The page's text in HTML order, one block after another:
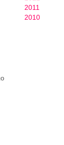
2011
2010